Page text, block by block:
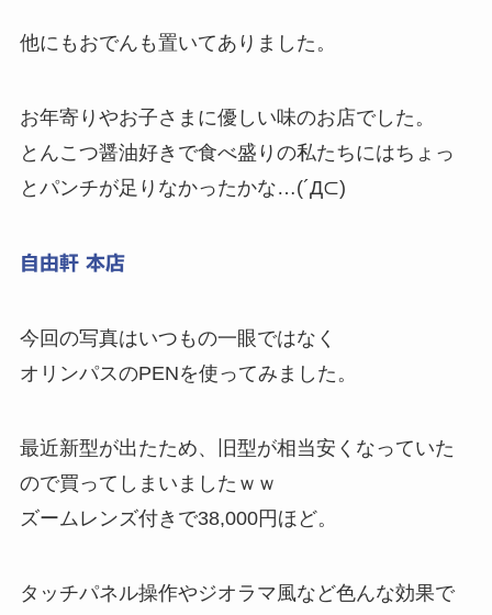
他にもおでんも置いてありました。
お年寄りやお子さまに優しい味のお店でした。
とんこつ醤油好きで食べ盛りの私たちにはちょっ
とパンチが足りなかったかな…(´Д⊂)
自由軒 本店
今回の写真はいつもの一眼ではなく
オリンパスのPENを使ってみました。
最近新型が出たため、旧型が相当安くなっていた
ので買ってしまいましたｗｗ
ズームレンズ付きで38,000円ほど。
タッチパネル操作やジオラマ風など色んな効果で